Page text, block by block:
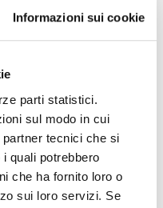
Informazioni sui cookie
parti statistici.
sul modo in cui
tecnici che si
quali potrebbero
che ha fornito loro o
sui loro servizi. Se
SOCIETA'
legale in Via Nove
(mandante), con sede
Novellara (RE) –
quale
punteggio
100.